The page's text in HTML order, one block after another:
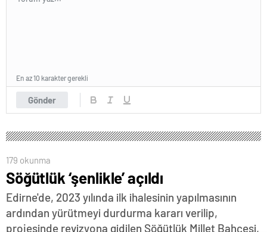
Gönder
En az 10 karakter gerekli
179 okunma
Söğütlük ‘şenlikle’ açıldı
Edirne'de, 2023 yılında ilk ihalesinin yapılmasının
ardından yürütmeyi durdurma kararı verilip,
projesinde revizyona gidilen Söğütlük Millet Bahçesi,